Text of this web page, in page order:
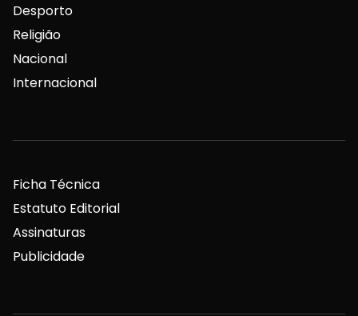
Desporto
Religião
Nacional
Internacional
Ficha Técnica
Estatuto Editorial
Assinaturas
Publicidade